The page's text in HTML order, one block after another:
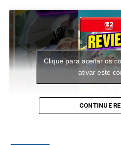
Clique para aceitar os
ativar este
A aventura leva o jogador
CONTINUE